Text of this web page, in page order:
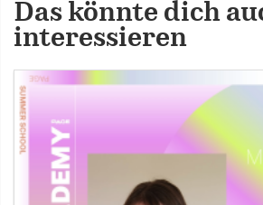
Das könnte dich
interessieren